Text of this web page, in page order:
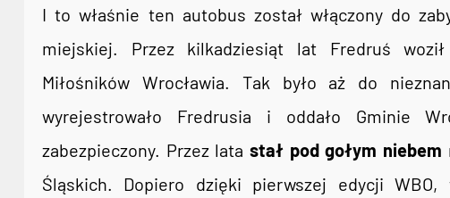
I to właśnie ten autobus został włączony do
miejskiej. Przez kilkadziesiąt lat Fredruś
Miłośników Wrocławia. Tak było aż do
wyrejestrowało Fredrusia i oddało Gminie
zabezpieczony. Przez lata stał pod gołym niebem
Śląskich. Dopiero dzięki pierwszej edycji